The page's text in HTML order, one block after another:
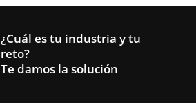
¿Cuál es tu industria y tu
reto?
Te damos la solución